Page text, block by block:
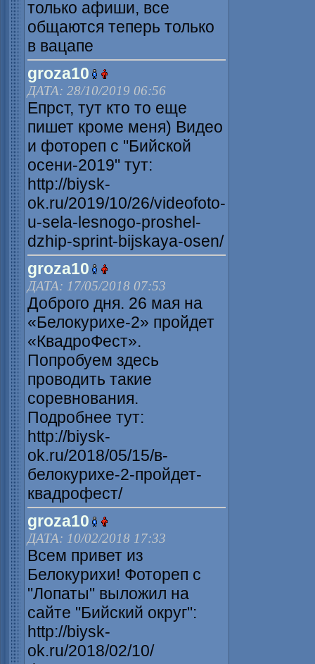
только афиши, все
общаются теперь только
в вацапе
groza10
ДАТА: 28/10/2019 06:56
Епрст, тут кто то еще
пишет кроме меня) Видео
и фотореп с "Бийской
осени-2019" тут:
http://biysk-
ok.ru/2019/10/26/videofoto-
u-sela-lesnogo-proshel-
dzhip-sprint-bijskaya-osen/
groza10
ДАТА: 17/05/2018 07:53
Доброго дня. 26 мая на
«Белокурихе-2» пройдет
«КвадроФест».
Попробуем здесь
проводить такие
соревнования.
Подробнее тут:
http://biysk-
ok.ru/2018/05/15/в-
белокурихе-2-пройдет-
квадрофест/
groza10
ДАТА: 10/02/2018 17:33
Всем привет из
Белокурихи! Фотореп с
"Лопаты" выложил на
сайте "Бийский округ":
http://biysk-
ok.ru/2018/02/10/